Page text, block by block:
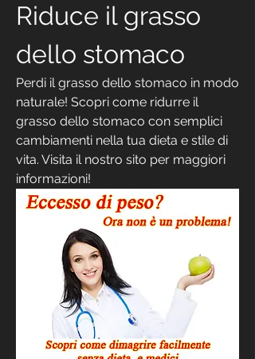
Riduce il grasso
dello stomaco
Perdi il grasso dello stomaco in modo
naturale! Scopri come ridurre il
grasso dello stomaco con semplici
cambiamenti nella tua dieta e stile di
vita. Visita il nostro sito per maggiori
informazioni!